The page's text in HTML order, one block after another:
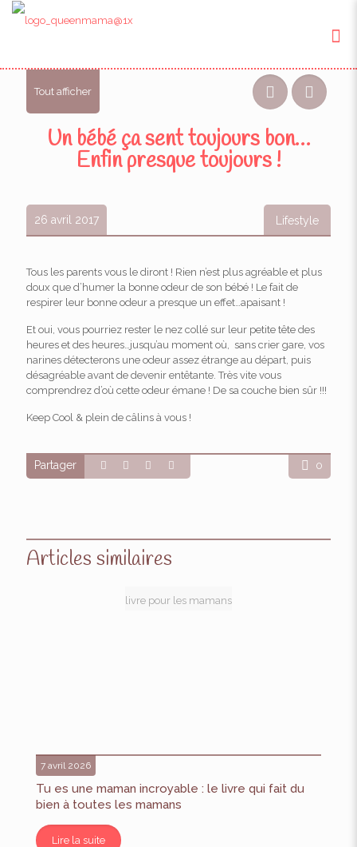
Tout afficher
Un bébé ça sent toujours bon…
Enfin presque toujours !
26 avril 2017 Lifestyle
Tous les parents vous le diront ! Rien n’est plus agréable et plus
doux que d’humer la bonne odeur de son bébé ! Le fait de
respirer leur bonne odeur a presque un effet…apaisant !
Et oui, vous pourriez rester le nez collé sur leur petite tête des
heures et des heures…jusqu’au moment où, sans crier gare, vos
narines détecterons une odeur assez étrange au départ, puis
désagréable avant de devenir entêtante. Très vite vous
comprendrez d’où cette odeur émane ! De sa couche bien sûr !!!
Keep Cool & plein de câlins à vous !
Partager 0
Articles similaires
livre pour les mamans
7 avril 2026
Tu es une maman incroyable : le livre qui fait du
bien à toutes les mamans
Lire la suite